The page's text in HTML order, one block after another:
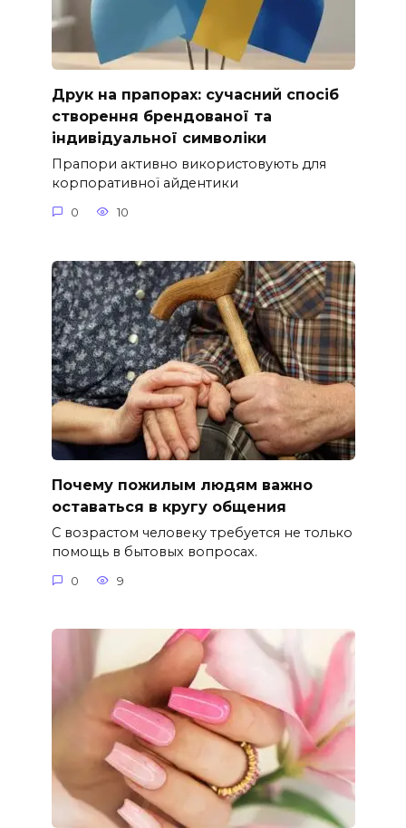
Друк на прапорах: сучасний спосіб
створення брендованої та
індивідуальної символіки
Прапори активно використовують для
корпоративної айдентики
0 10
Почему пожилым людям важно
оставаться в кругу общения
С возрастом человеку требуется не только
помощь в бытовых вопросах.
0 9